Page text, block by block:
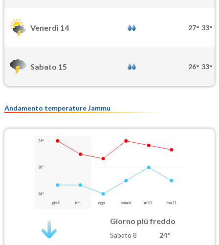
Venerdì 14 27° 33°
Sabato 15 26° 33°
Andamento temperature Jammu
36°
30°
24°
gio 6 ieri oggi domani lun 10 mar 11
Giorno più freddo
Sabato 8 24°